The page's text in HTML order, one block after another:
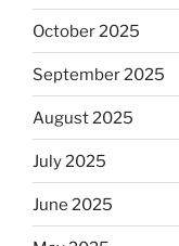
October 2025
September 2025
August 2025
July 2025
June 2025